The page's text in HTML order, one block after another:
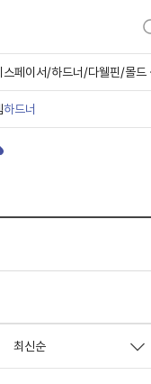
스페이서/하드너/다웰핀/몰드
하드너